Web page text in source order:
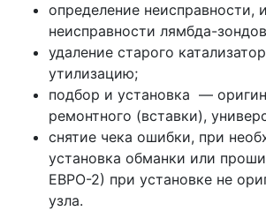
определение неисправности,
неисправности лямбда-
удаление старого
утилизацию;
подбор и установка —
ремонтного (вставки),
снятие чека ошибки, при
установка обманки или
ЕВРО-2) при установке не
узла.